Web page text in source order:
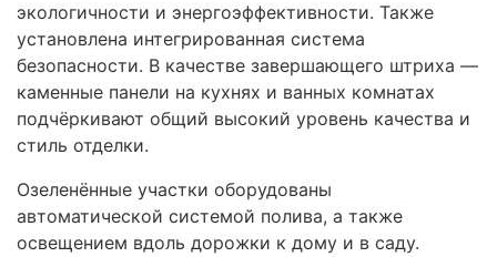
экологичности и энергоэффективности. Также
установлена интегрированная система
безопасности. В качестве завершающего штриха —
каменные панели на кухнях и ванных комнатах
подчёркивают общий высокий уровень качества и
стиль отделки.
Озеленённые участки оборудованы
автоматической системой полива, а также
освещением вдоль дорожки к дому и в саду.